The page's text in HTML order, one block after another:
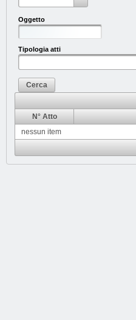
Oggetto
Tipologia atti
Cerca
N° Atto
nessun item